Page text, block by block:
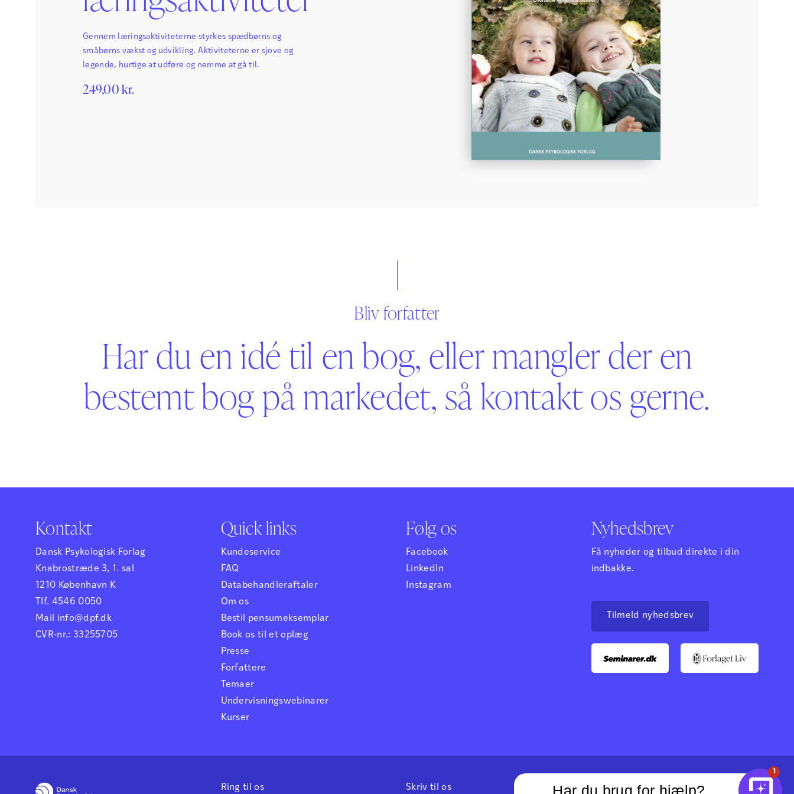
Gennem læringsaktiviteterne styrkes spædbørns og
småbørns vækst og udvikling. Aktiviteterne er sjove og
legende, hurtige at udføre og nemme at gå til.
249,00kr.
Bliv forfatter
Har du en idé til en bog, eller mangler der en
bestemt bog på markedet, så kontakt os gerne.
Kontakt
Dansk Psykologisk Forlag
Knabrostræde 3, 1. sal
1210 København K
Tlf. 4546 0050
Mail info@dpf.dk
CVR-nr.: 33255705
Quick links
Kundeservice
FAQ
Databehandleraftaler
Om os
Bestil pensumeksemplar
Book os til et oplæg
Presse
Forfattere
Temaer
Undervisningswebinarer
Kurser
Følg os
Facebook
LinkedIn
Instagram
Nyhedsbrev
Få nyheder og tilbud direkte i din
indbakke.
Tilmeld nyhedsbrev
Ring til os Skriv til os
1
Har du brug for hjælp?